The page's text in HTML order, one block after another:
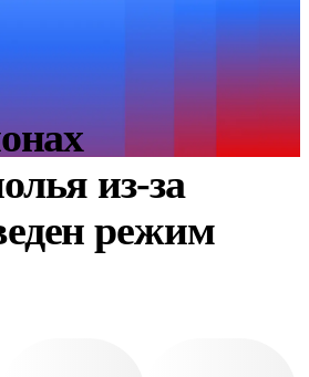
из-за
режим